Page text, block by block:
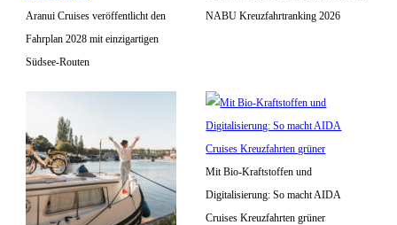
Aranui Cruises veröffentlicht den
Fahrplan 2028 mit einzigartigen
Südsee-Routen
NABU Kreuzfahrtranking 2026
Mit Bio-Kraftstoffen und
Digitalisierung: So macht AIDA
Cruises Kreuzfahrten grüner